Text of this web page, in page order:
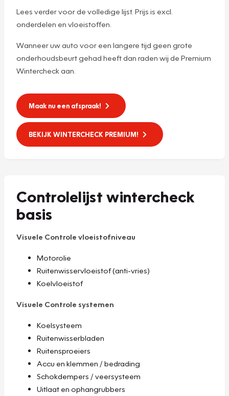
Lees verder voor de volledige lijst. Prijs is excl.
onderdelen en vloeistoffen.
Wanneer uw auto voor een langere tijd geen grote
onderhoudsbeurt gehad heeft dan raden wij de Premium
Wintercheck aan.
Maak nu een afspraak!
BEKIJK WINTERCHECK PREMIUM!
Controlelijst wintercheck
basis
Visuele Controle vloeistofniveau
Motorolie
Ruitenwisservloeistof (anti-vries)
Koelvloeistof
Visuele Controle systemen
Koelsysteem
Ruitenwisserbladen
Ruitensproeiers
Accu en klemmen / bedrading
Schokdempers / veersysteem
Uitlaat en ophangrubbers